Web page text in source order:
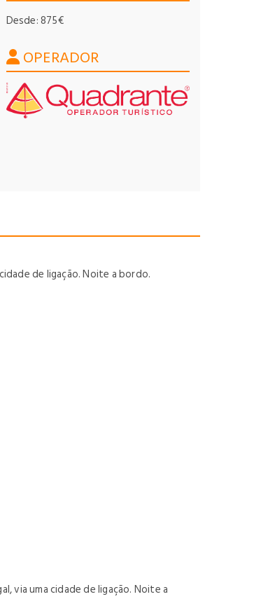
Desde: 875€
OPERADOR
de ligação. Noite a bordo.
via uma cidade de ligação. Noite a